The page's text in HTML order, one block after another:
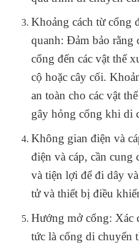
Khoảng cách từ cổng
quanh: Đảm bảo rằng
cổng đến các vật thể
cộ hoặc cây cối.
an toàn cho các vật
gây hỏng cổng khi di
Không gian điện và
điện và cáp, cần
và tiện lợi để đi dây
tử và thiết bị điều
Hướng mở cổng: Xác
tức là cổng di chuyển